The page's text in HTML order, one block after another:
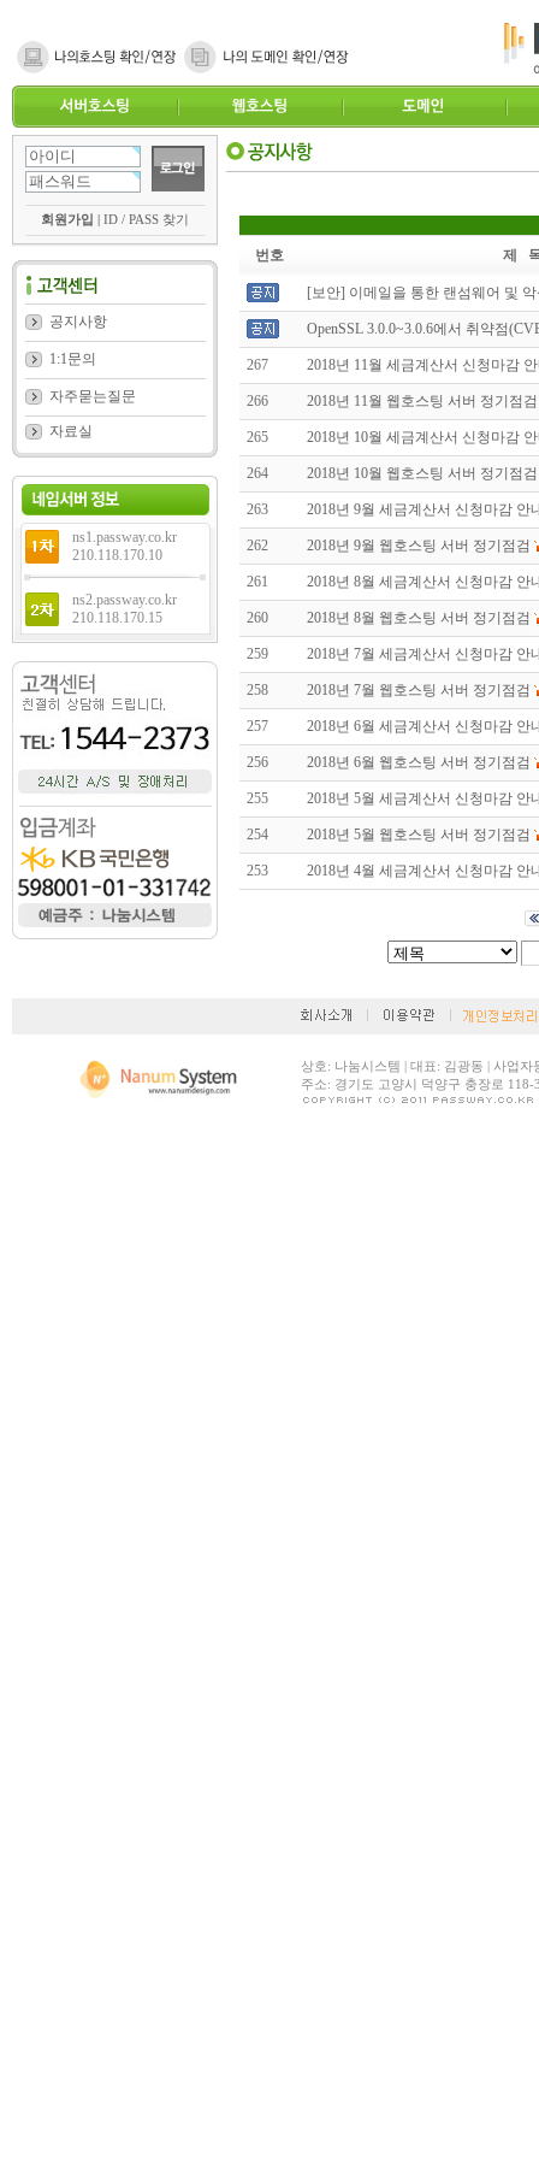
회원가입 | ID / PASS 찾기
공지사항
1:1문의
자주묻는질문
자료실
ns1.passway.co.kr
210.118.170.10
ns2.passway.co.kr
210.118.170.15
번호 제
[보안] 이메일을 통한 랜섬웨어 및
OpenSSL 3.0.0~3.0.6에서 취약점
267 2018년 11월 세금계산서 신청마감
266 2018년 11월 웹호스팅 서버 정기점검
265 2018년 10월 세금계산서 신청마감
264 2018년 10월 웹호스팅 서버 정기점검
263 2018년 9월 세금계산서 신청마감 안
262 2018년 9월 웹호스팅 서버 정기점검
261 2018년 8월 세금계산서 신청마감 안
260 2018년 8월 웹호스팅 서버 정기점검
259 2018년 7월 세금계산서 신청마감 안
258 2018년 7월 웹호스팅 서버 정기점검
257 2018년 6월 세금계산서 신청마감 안
256 2018년 6월 웹호스팅 서버 정기점검
255 2018년 5월 세금계산서 신청마감 안
254 2018년 5월 웹호스팅 서버 정기점검
253 2018년 4월 세금계산서 신청마감 안
상호: 나눔시스템 | 대표: 김광동 | 사업
주소: 경기도 고양시 덕양구 충장로 118-